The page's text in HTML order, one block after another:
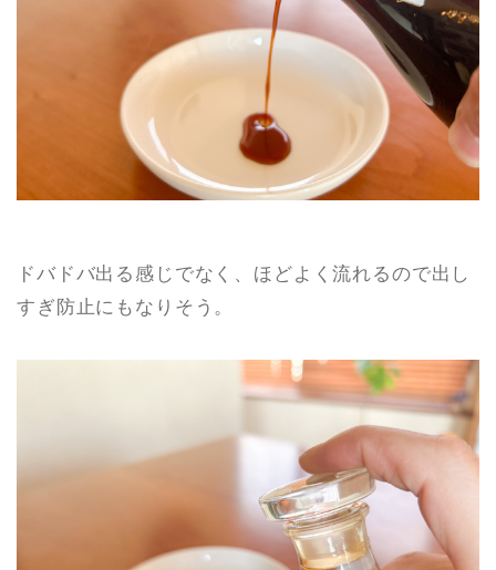
ドバドバ出る感じでなく、ほどよく流れるので出し
すぎ防止にもなりそう。